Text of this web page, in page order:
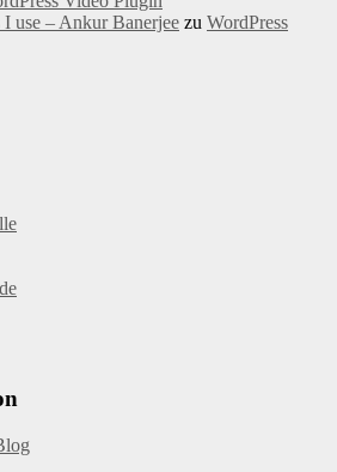
use – Ankur Banerjee zu WordPress